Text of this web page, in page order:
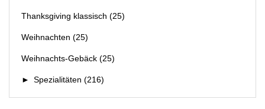
Thanksgiving klassisch (25)
Weihnachten (25)
Weihnachts-Gebäck (25)
► Spezialitäten (216)